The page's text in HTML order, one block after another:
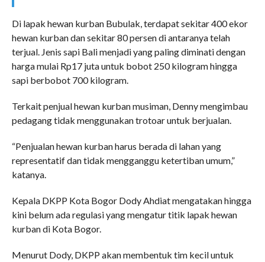
Di lapak hewan kurban Bubulak, terdapat sekitar 400 ekor
hewan kurban dan sekitar 80 persen di antaranya telah
terjual. Jenis sapi Bali menjadi yang paling diminati dengan
harga mulai Rp17 juta untuk bobot 250 kilogram hingga
sapi berbobot 700 kilogram.
Terkait penjual hewan kurban musiman, Denny mengimbau
pedagang tidak menggunakan trotoar untuk berjualan.
“Penjualan hewan kurban harus berada di lahan yang
representatif dan tidak mengganggu ketertiban umum,”
katanya.
Kepala DKPP Kota Bogor Dody Ahdiat mengatakan hingga
kini belum ada regulasi yang mengatur titik lapak hewan
kurban di Kota Bogor.
Menurut Dody, DKPP akan membentuk tim kecil untuk